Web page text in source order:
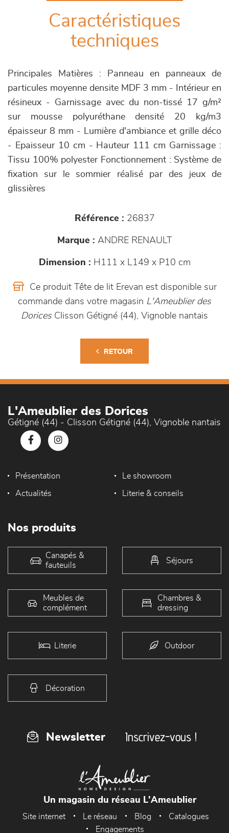
Caractéristiques
techniques
Principales Matières : Panneau en panneaux de
particules moyenne densite MDF 3 mm - Intérieur en
résineux - Garnissage avec du non-tissé 17 g/m²
sur mousse polyuréthane densité 20 kg/m3
épaisseur 8 mm - Lumière d'ambiance et grille déco
- Epaisseur 10 cm - Hauteur 111 cm Garnissage :
Tissu 100% polyester Fonctionnement : Système de
fixation sur le sommier réalisé par des jeux de
glissières
Référence : 26837
Marque : ANDRE RENAULT
Dimension : H111 x L149 x P10 cm
Ce produit Tête de lit Erevan est disponible sur
commande dans votre magasin L'Ameublier des
DoricesClisson Gétigné (44), Vignoble nantais
RETOUR
L'Ameublier des Dorices
Gétigné (44) - Clisson Gétigné (44), Vignoble nantais
Présentation Le showroom
Actualités Literie & conseils
Nos produits
Canapés &
fauteuils
Séjours
Meubles de
complément
Chambres &
dressing
Literie Outdoor
Décoration
Newsletter Inscrivez-vous !
Un magasin du réseau L'Ameublier
Site internet Le réseau Blog
Catalogues
Engagements